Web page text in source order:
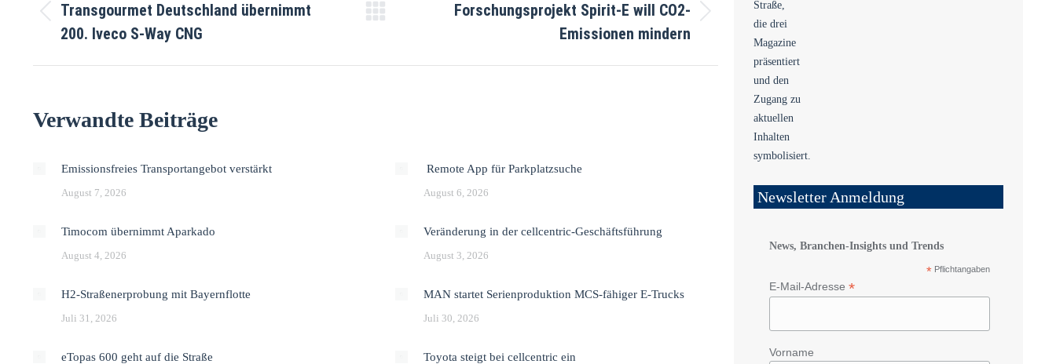
Transgourmet Deutschland übernimmt
200. Iveco S-Way CNG
Forschungsprojekt Spirit-E will CO2-
Emissionen mindern
Verwandte Beiträge
Emissionsfreies Transportangebot verstärkt
August 7, 2026
Remote App für Parkplatzsuche
August 6, 2026
Timocom übernimmt Aparkado
August 4, 2026
Veränderung in der cellcentric-Geschäftsführung
August 3, 2026
H2-Straßenerprobung mit Bayernflotte
Juli 31, 2026
MAN startet Serienproduktion MCS-fähiger E-Trucks
Juli 30, 2026
eTopas 600 geht auf die Straße Toyota steigt bei cellcentric ein
Newsletter Anmeldung
News, Branchen-Insights und Trends
* Pflichtangaben
E-Mail-Adresse *
Vorname